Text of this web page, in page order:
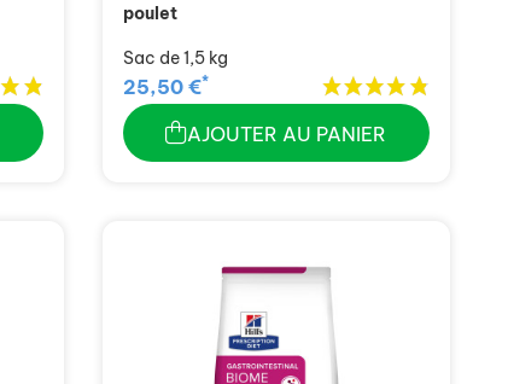
poulet
Sac de 1,5 kg
25,50 €*
AJOUTER AU PANIER